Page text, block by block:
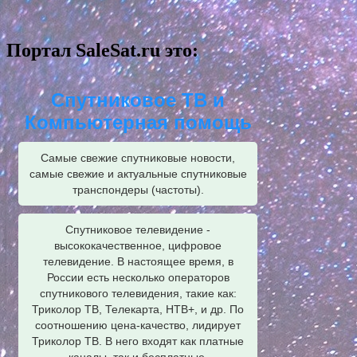
Портал SaleSat.ru это:
Спутниковое ТВ и
Компьютерная помощь
Самые свежие спутниковые новости,
самые свежие и актуальные спутниковые
транспондеры (частоты).
Спутниковое телевидение -
высококачественное, цифровое
телевидение. В настоящее время, в
России есть несколько операторов
спутникового телевидения, такие как:
Триколор ТВ, Телекарта, НТВ+, и др. По
соотношению цена-качество, лидирует
Триколор ТВ. В него входят как платные